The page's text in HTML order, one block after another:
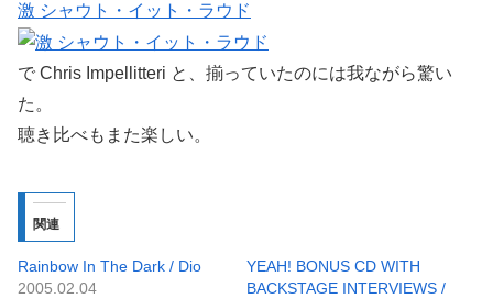
激 シャウト・イット・ラウド
で Chris Impellitteri と、揃っていたのには我ながら驚い
た。
聴き比べもまた楽しい。
関連
Rainbow In The Dark / Dio
2005.02.04
YEAH! BONUS CD WITH
BACKSTAGE INTERVIEWS /